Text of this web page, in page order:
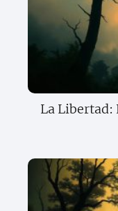
La Libertad: